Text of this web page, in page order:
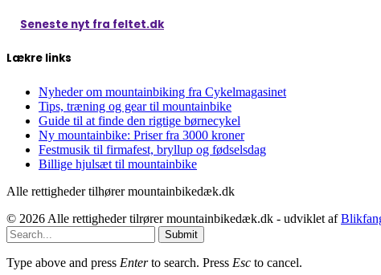
Seneste nyt fra feltet.dk
Lækre links
Nyheder om mountainbiking fra Cykelmagasinet
Tips, træning og gear til mountainbike
Guide til at finde den rigtige børnecykel
Ny mountainbike: Priser fra 3000 kroner
Festmusik til firmafest, bryllup og fødselsdag
Billige hjulsæt til mountainbike
Alle rettigheder tilhører mountainbikedæk.dk
© 2026 Alle rettigheder tilrører mountainbikedæk.dk - udviklet af
Submit
Type above and press Enterto search. Press Esc to cancel.